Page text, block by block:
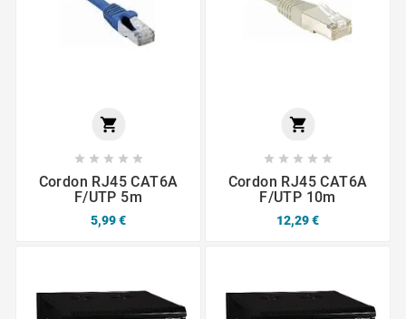

    
Cordon RJ45 CAT6A
F/UTP 5m
5,99 €

    
Cordon RJ45 CAT6A
F/UTP 10m
12,29 €